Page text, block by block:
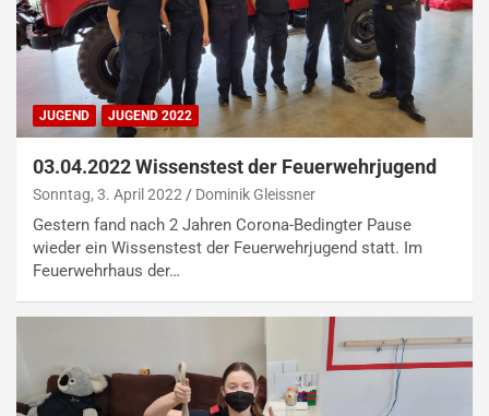
JUGEND JUGEND 2022
03.04.2022 Wissenstest der Feuerwehrjugend
Sonntag, 3. April 2022 Dominik Gleissner
Gestern fand nach 2 Jahren Corona-Bedingter Pause
wieder ein Wissenstest der Feuerwehrjugend statt. Im
Feuerwehrhaus der…